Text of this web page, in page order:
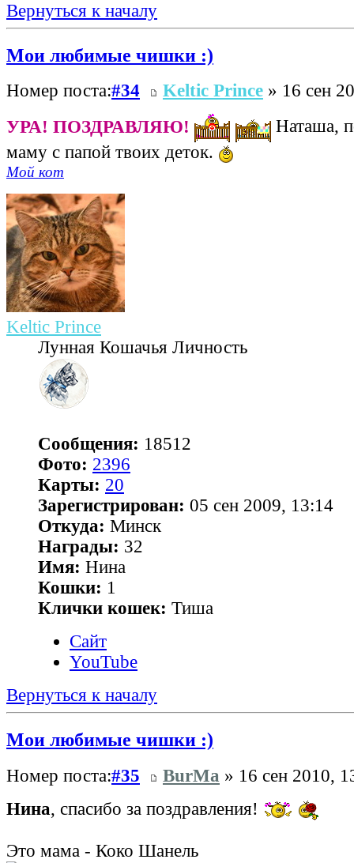
Вернуться к началу
Мои любимые чишки :)
Номер поста:#34 Keltic Prince » 16 сен
УРА! ПОЗДРАВЛЯЮ!
Наташа,
маму с папой твоих деток.
Мой кот
Keltic Prince
Лунная Кошачья Личность
Сообщения: 18512
Фото: 2396
Карты: 20
Зарегистрирован: 05 сен 2009, 13:14
Откуда: Минск
Награды: 32
Имя: Нина
Кошки: 1
Клички кошек: Тиша
Сайт
YouTube
Вернуться к началу
Мои любимые чишки :)
Номер поста:#35 BurMa » 16 сен 2010,
Нина, спасибо за поздравления!
Это мама - Коко Шанель